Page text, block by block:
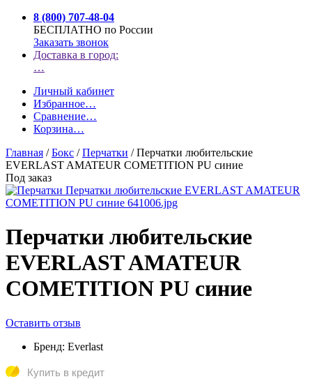
8 (800) 707-48-04
БЕСПЛАТНО по России
Заказать звонок
Доставка в город:
…
Личный кабинет
Избранное…
Сравнение…
Корзина…
Главная /Бокс /Перчатки /Перчатки любительские
EVERLAST AMATEUR COMETITION PU синие
Под заказ
Перчатки любительские
EVERLAST AMATEUR
COMETITION PU синие
Оставить отзыв
Бренд: Everlast
Купить в кредит